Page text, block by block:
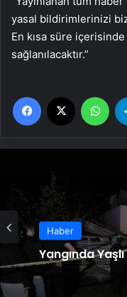
yasal bildirimlerinizi
En kısa süre
sağlanılacaktır.”
Facebook
Haber
Yangında